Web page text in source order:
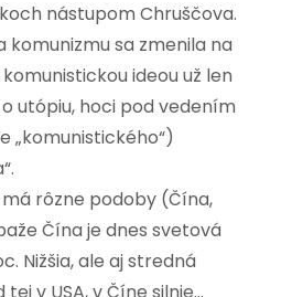
nástupom Chruščova.
komunizmu sa zmenila na
ideou už len
utópiu, hoci pod vedením
„komunistického“)
rôzne podoby (Čína,
Čína je dnes svetová
Nižšia, ale aj stredná